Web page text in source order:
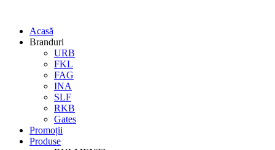
Acasă
Branduri
URB
FKL
FAG
INA
SLF
RKB
Gates
Promoții
Produse